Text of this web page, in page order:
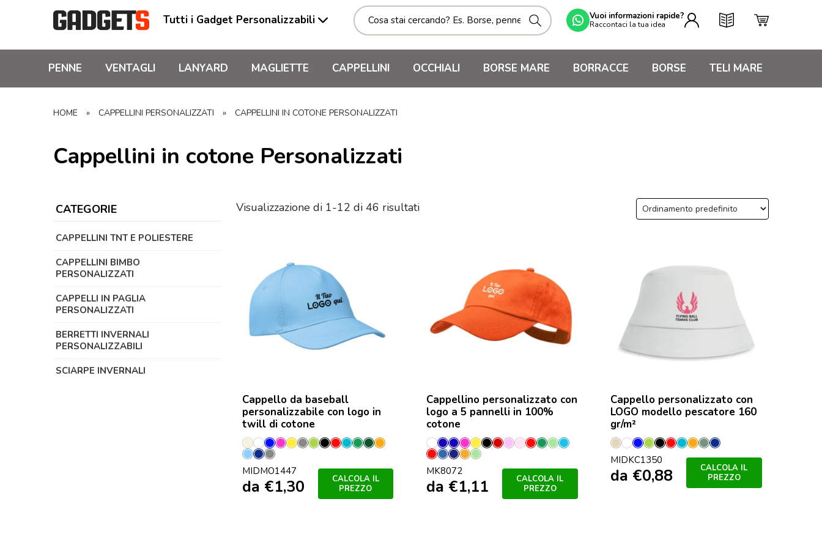
Tutti i Gadget Personalizzabili Vuoi informazioni rapide?
Raccontaci la tua idea
PENNE VENTAGLI LANYARD MAGLIETTE CAPPELLINI OCCHIALI BORSE MARE BORRACCE BORSE TELI MARE
HOME » CAPPELLINI PERSONALIZZATI » CAPPELLINI IN COTONE PERSONALIZZATI
Cappellini in cotone Personalizzati
CATEGORIE
CAPPELLINI TNT E POLIESTERE
CAPPELLINI BIMBO
PERSONALIZZATI
CAPPELLI IN PAGLIA
PERSONALIZZATI
BERRETTI INVERNALI
PERSONALIZZABILI
SCIARPE INVERNALI
Visualizzazione di 1-12 di 46 risultati
Cappello da baseball
personalizzabile con logo in
twill di cotone
Avorio
Bianco
Blu
Royal
Fucsia
Giallo
Grigio
LimeNeroRosso
Turchese
Verde
VerdeArancio
Blu
Bambino
Francese
Navy
Grigio
Pietra
MIDMO1447
da €1,30
CALCOLA IL
PREZZO
Cappellino personalizzato con
logo a 5 pannelli in 100%
cotone
Bianco
Bianco
Blu
BluFucsia
Giallo
NeroPorpora
RosaRosaRosso
Verde
VerdeAzzurro
Bianco
/
Rosso
Blu
Pastello
Marineo
Orange
Verde
MK8072
da €1,11
CALCOLA IL
PREZZO
Cappello personalizzato con
LOGO modello pescatore 160
gr/m²
Beige
Bianco
Blu
Royal
LimeNeroRosso
Turchese
Arancio
CachiFrancese
Navy
MIDKC1350
da €0,88
CALCOLA IL
PREZZO